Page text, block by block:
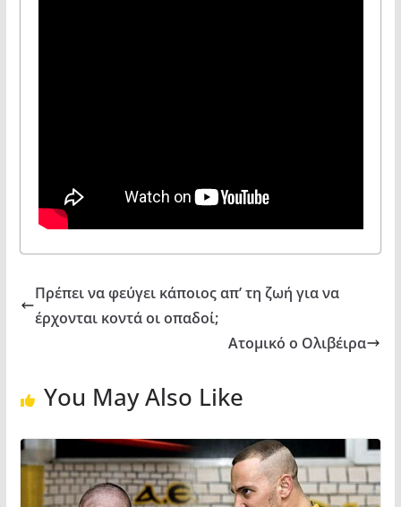
Πρέπει να φεύγει κάποιος απ’ τη ζωή για να
έρχονται κοντά οι οπαδοί;
Ατομικό ο Ολιβέιρα
You May Also Like